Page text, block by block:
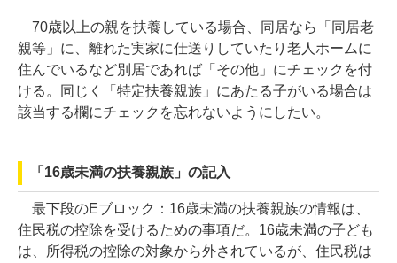
70歳以上の親を扶養している場合、同居なら「同居老
親等」に、離れた実家に仕送りしていたり老人ホームに
住んでいるなど別居であれば「その他」にチェックを付
ける。同じく「特定扶養親族」にあたる子がいる場合は
該当する欄にチェックを忘れないようにしたい。
「16歳未満の扶養親族」の記入
最下段のEブロック：16歳未満の扶養親族の情報は、
住民税の控除を受けるための事項だ。16歳未満の子ども
は、所得税の控除の対象から外されているが、住民税は